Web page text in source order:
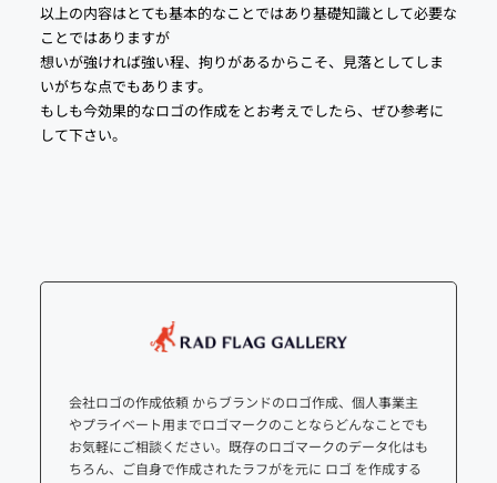
以上の内容はとても基本的なことではあり基礎知識として必要な
ことではありますが
想いが強ければ強い程、拘りがあるからこそ、見落としてしま
いがちな点でもあります。
もしも今効果的なロゴの作成をとお考えでしたら、ぜひ参考に
して下さい。
会社ロゴの作成依頼 からブランドのロゴ作成、個人事業主
やプライベート用までロゴマークのことならどんなことでも
お気軽にご相談ください。既存のロゴマークのデータ化はも
ちろん、ご自身で作成されたラフがを元に ロゴ を作成する